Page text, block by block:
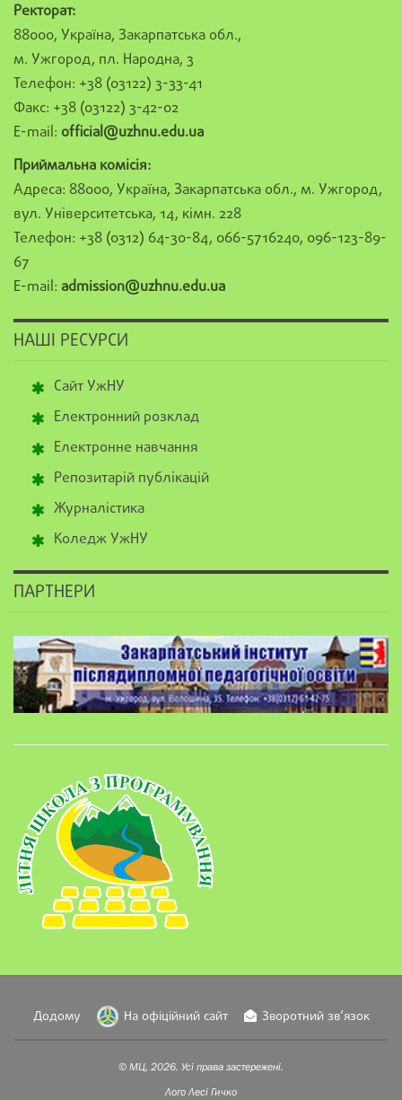
Ректорат:
88000, Україна, Закарпатська обл.,
м. Ужгород, пл. Народна, 3
Телефон: +38 (03122) 3-33-41
Факс: +38 (03122) 3-42-02
E-mail: official@uzhnu.edu.ua
Приймальна комісія:
Адреса: 88000, Україна, Закарпатська обл., м. Ужгород,
вул. Університетська, 14, кімн. 228
Телефон: +38 (0312) 64-30-84, 066-5716240, 096-123-89-
67
E-mail: admission@uzhnu.edu.ua
НАШІ РЕСУРСИ
Сайт УжНУ
Електронний розклад
Електронне навчання
Репозитарій публікацій
Журналістика
Коледж УжНУ
ПАРТНЕРИ
Додому На офіційний сайт Зворотний зв’язок
© МЦ, 2026. Усі права застережені.
Лого Лесі Гичко